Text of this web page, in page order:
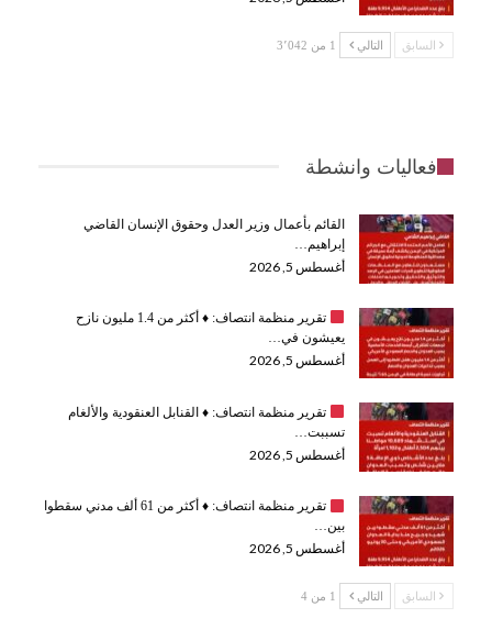
السابق التالي 1 من 3٬042
فعاليات وانشطة
القائم بأعمال وزير العدل وحقوق الإنسان القاضي
إبراهيم…
أغسطس 5, 2026
تقرير منظمة انتصاف: ♦️
أكثر من 1.4 مليون نازح
يعيشون في…
أغسطس 5, 2026
تقرير منظمة انتصاف: ♦️القنابل العنقودية والألغام
تسببت…
أغسطس 5, 2026
تقرير منظمة انتصاف: ♦️
أكثر من 61 ألف مدني سقطوا
بين…
أغسطس 5, 2026
السابق التالي 1 من 4